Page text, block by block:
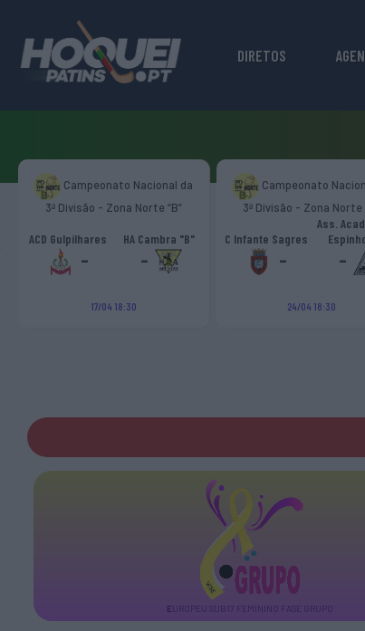
DIRETOS
Campeonato Nacional da
3ª Divisão - Zona Norte “B”
ACD Gulpilhares
-
HA Cambra "B"
-
17/04 18:30
Campeonato
3ª Divisão - Zona Norte
C Infante Sagres
-
Ass.
-
24/04 18:30
E UROPEU SUB17 FEMININO FASE GRUPO